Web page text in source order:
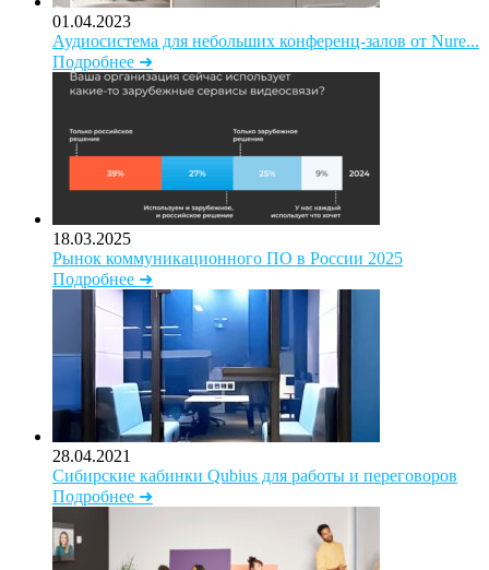
01.04.2023
Аудиосистема для небольших конференц-залов от Nure...
Подробнее ➜
18.03.2025
Рынок коммуникационного ПО в России 2025
Подробнее ➜
28.04.2021
Сибирские кабинки Qubius для работы и переговоров
Подробнее ➜